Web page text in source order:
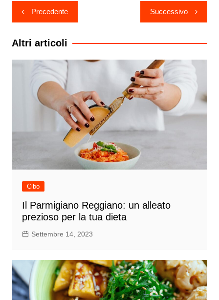
Navigazione
articoli
Precedente Successivo
Altri articoli
Cibo
Il Parmigiano Reggiano: un alleato
prezioso per la tua dieta
Settembre 14, 2023